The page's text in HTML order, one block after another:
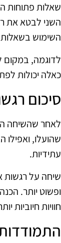
שאלות פתוחות
השני לבטא את
השימוש בשאלות
לדוגמה, במקום
כאלה יכולות
סיכום
לאחר שהשיחה
שהועלו,
עתידיות.
שיחה על רגשות
ופשוט יותר.
חוויות חיוביות